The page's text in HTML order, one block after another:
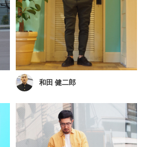
和田 健二郎